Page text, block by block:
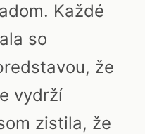
Každé
so
že
vydrží
zistila, že